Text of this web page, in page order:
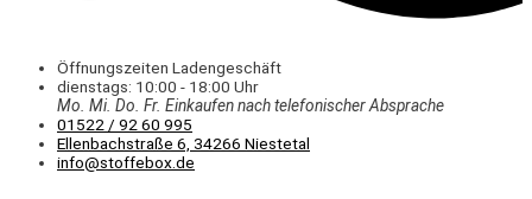
Öffnungszeiten Ladengeschäft
dienstags: 10:00 - 18:00 Uhr
Mo. Mi. Do. Fr. Einkaufennach telefonischer Absprache
01522 / 92 60 995
Ellenbachstraße 6, 34266 Niestetal
info@stoffebox.de